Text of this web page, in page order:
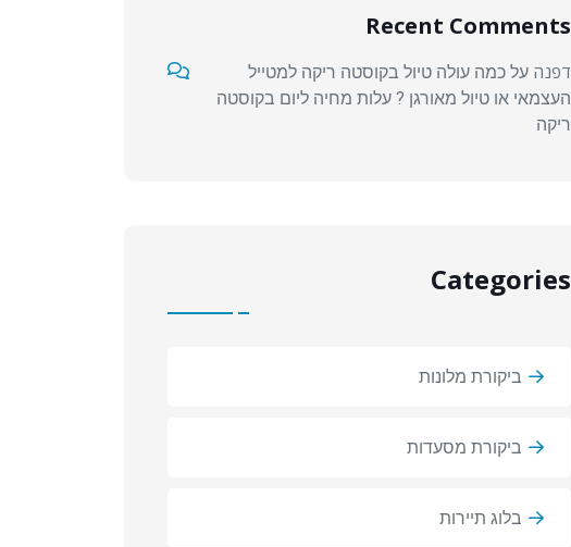
Recent Comments
דפנה על כמה עולה טיול בקוסטה ריקה למטייל
העצמאי או טיול מאורגן ? עלות מחיה ליום בקוסטה
ריקה
Categories
ביקורת מלונות
ביקורת מסעדות
בלוג תיירות